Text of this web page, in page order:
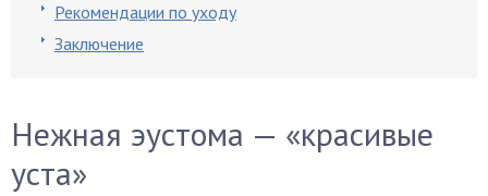
Рекомендации по уходу
Заключение
Нежная эустома — «красивые
уста»